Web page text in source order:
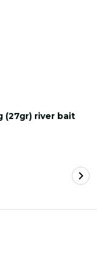
(27gr) river bait